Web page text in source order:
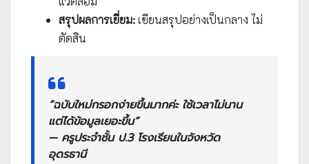
สรุปผลการเยี่ยม:เขียนสรุปอย่างเป็นกลาง ไม่
ตัดสิน
“ฉบับใหม่กรอกง่ายขึ้นมากค่ะ ใช้เวลาไม่นาน
แต่ได้ข้อมูลเยอะขึ้น”
— ครูประจำชั้น ป.3 โรงเรียนในจังหวัด
อุดรธานี